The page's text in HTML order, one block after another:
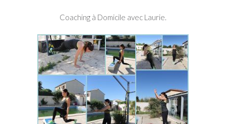
Coaching à Domicile avec Laurie.